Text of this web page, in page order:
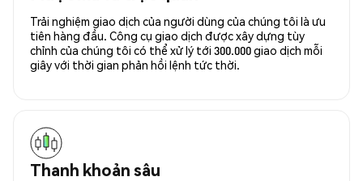
Trải nghiệm giao dịch của người dùng của chúng tôi là ưu
tiên hàng đầu. Công cụ giao dịch được xây dựng tùy
chỉnh của chúng tôi có thể xử lý tới 300.000 giao dịch mỗi
giây với thời gian phản hồi lệnh tức thời.
Thanh khoản sâu